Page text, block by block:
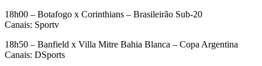
18h00 – Botafogo x Corinthians – Brasileirão Sub-20
Canais: Sportv
18h50 – Banfield x Villa Mitre Bahia Blanca – Copa Argentina
Canais: DSports